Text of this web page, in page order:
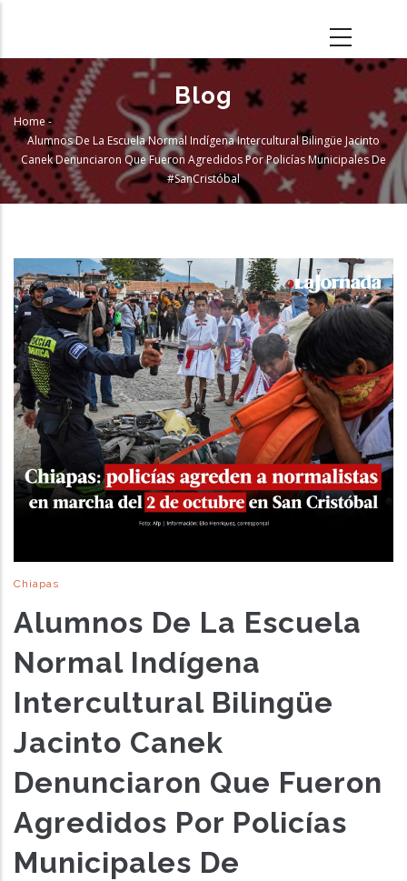
main
content
Blog
Breadcrumb
Home -
Alumnos De La Escuela Normal Indígena Intercultural Bilingüe Jacinto
Canek Denunciaron Que Fueron Agredidos Por Policías Municipales De
#SanCristóbal
Chiapas
Alumnos De La Escuela
Normal Indígena
Intercultural Bilingüe
Jacinto Canek
Denunciaron Que Fueron
Agredidos Por Policías
Municipales De